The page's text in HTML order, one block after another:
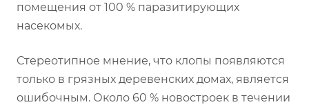
помещения от 100 % паразитирующих
насекомых.
Стереотипное мнение, что клопы появляются
только в грязных деревенских домах, является
ошибочным. Около 60 % новостроек в течении